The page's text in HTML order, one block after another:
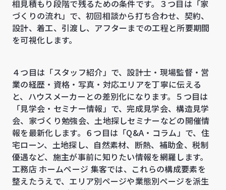
相見積もり段階で残るための条件です。３つ目は「家
づくりの流れ」で、初回相談から打ち合わせ、契約、
設計、着工、引渡し、アフターまでの工程と所要期間
を可視化します。
４つ目は「スタッフ紹介」で、設計士・現場監督・営
業の経歴・資格・写真・対応エリアを丁寧に伝える
と、ハウスメーカーとの差別化になります。５つ目は
「見学会・セミナー情報」で、完成見学会、構造見学
会、家づくり勉強会、土地探しセミナーなどの開催情
報を最新化します。６つ目は「Q&A・コラム」で、住
宅ローン、土地探し、自然素材、断熱、補助金、税制
優遇など、施主が事前に知りたい情報を網羅します。
工務店 ホームページ 集客では、これらの構成要素を
整えたうえで、エリア別ページや業態別ページを派生